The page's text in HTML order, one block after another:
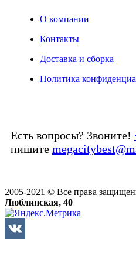
О компании
Контакты
Доставка и сборка
Политика
Есть вопросы? Звоните!
пишите
2005-2021 © Все права
Люблинская, 40